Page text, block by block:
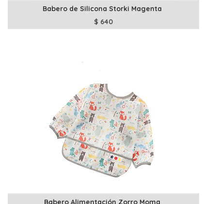
Babero de Silicona Storki Magenta
$ 640
Babero Alimentación Zorro Moma